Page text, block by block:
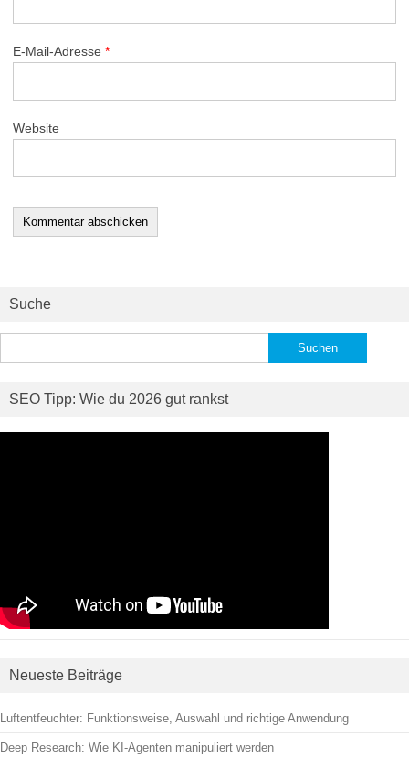
E-Mail-Adresse *
Website
Suche
nach:
SEO Tipp: Wie du 2026 gut rankst
Neueste Beiträge
Luftentfeuchter: Funktionsweise, Auswahl und richtige Anwendung
Deep Research: Wie KI-Agenten manipuliert werden